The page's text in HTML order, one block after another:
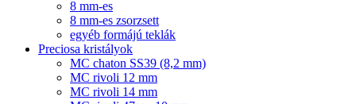
8 mm-es
8 mm-es zsorzsett
egyéb formájú teklák
Preciosa kristályok
MC chaton SS39 (8,2 mm)
MC rivoli 12 mm
MC rivoli 14 mm